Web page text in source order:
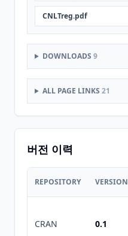
CNLTreg.pdf
DOWNLOADS 9
ALL PAGE LINKS 21
버전 이력
REPOSITORY VERSION
CRAN 0.1